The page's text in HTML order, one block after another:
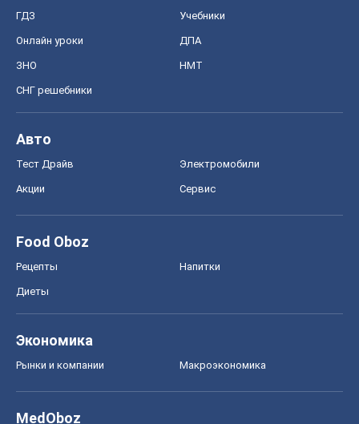
ГДЗ Учебники
Онлайн уроки ДПА
ЗНО НМТ
СНГ решебники
Авто
Тест Драйв Электромобили
Акции Сервис
Food Oboz
Рецепты Напитки
Диеты
Экономика
Рынки и компании Mакроэкономика
MedOboz